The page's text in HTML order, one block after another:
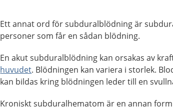
Ett annat ord för subduralblödning är
personer som får en sådan blödning.
En akut subduralblödning kan orsakas av
huvudet. Blödningen kan variera i storlek.
kan bildas kring blödningen leder till en
Kroniskt subduralhematom är en annan